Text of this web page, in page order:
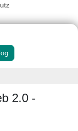
2.0 -